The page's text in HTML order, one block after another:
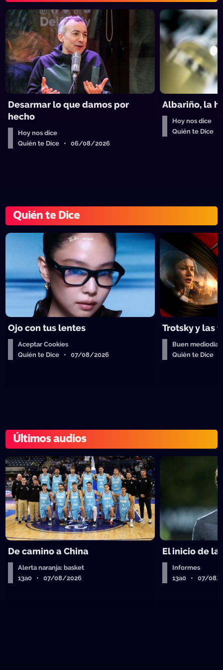
Desarmar lo que damos por
hecho
Hoy nos dice
Quién te Dice • 06/08/2026
Albariño, la
Hoy nos dice
Quién te Dice
Quién te Dice
Ojo con tus lentes
Aceptar Cookies
Quién te Dice • 07/08/2026
Trotsky y las
Buen mediodía
Quién te Dice
Últimos audios
De camino a China
Alerta naranja: basket
13a0 • 07/08/2026
El inicio de la
Informes
13a0 • 07/08/